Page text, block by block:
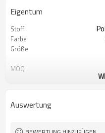
Eigentum
Stoff
Farbe
Größe
MOQ
Auswertung